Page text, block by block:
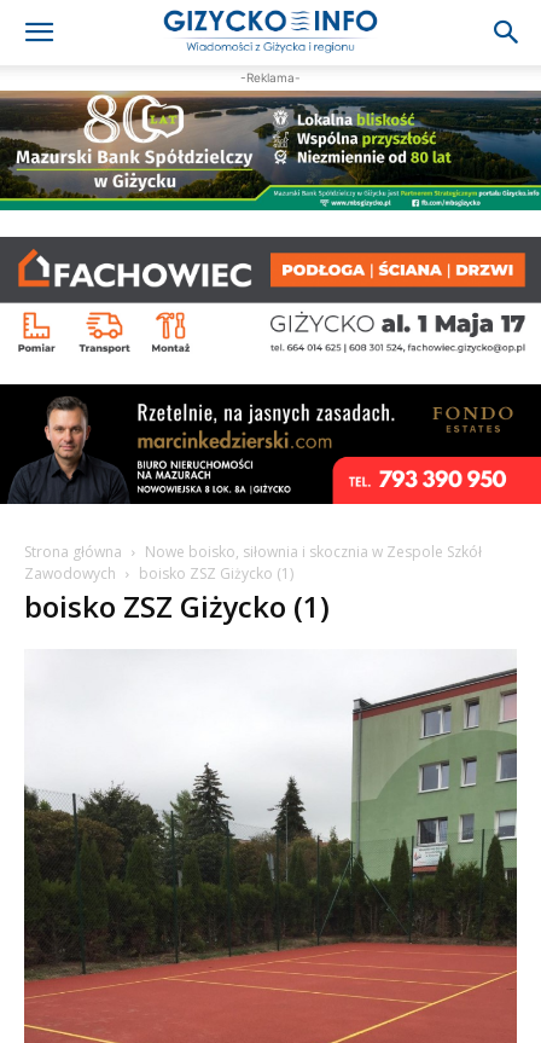
-Reklama-
Strona główna
Nowe boisko, siłownia i skocznia w Zespole Szkół
Zawodowych
boisko ZSZ Giżycko (1)
boisko ZSZ Giżycko (1)